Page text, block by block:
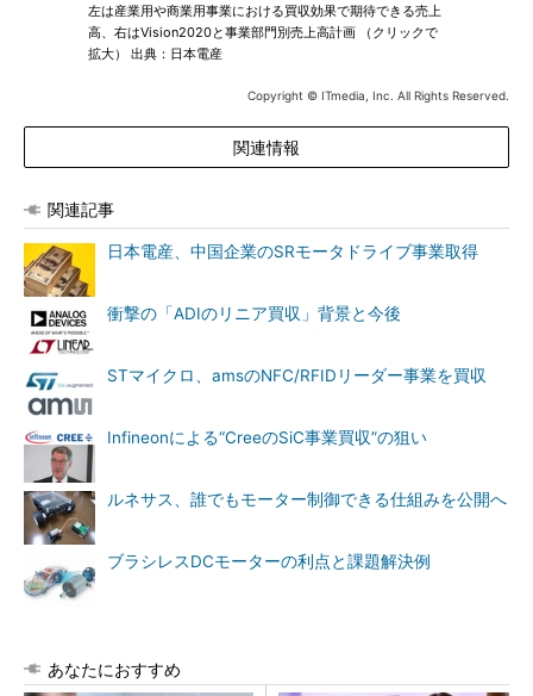
左は産業用や商業用事業における買収効果で期待できる売上
高、右はVision2020と事業部門別売上高計画 （クリックで
拡大） 出典：日本電産
Copyright © ITmedia, Inc. All Rights Reserved.
関連情報
関連記事
日本電産、中国企業のSRモータドライブ事業取得
衝撃の「ADIのリニア買収」背景と今後
STマイクロ、amsのNFC/RFIDリーダー事業を買収
Infineonによる“CreeのSiC事業買収”の狙い
ルネサス、誰でもモーター制御できる仕組みを公開へ
ブラシレスDCモーターの利点と課題解決例
あなたにおすすめ